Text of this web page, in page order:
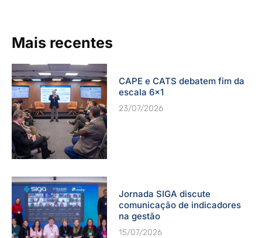
Mais recentes
CAPE e CATS debatem fim da
escala 6×1
23/07/2026
Jornada SIGA discute
comunicação de indicadores
na gestão
15/07/2026